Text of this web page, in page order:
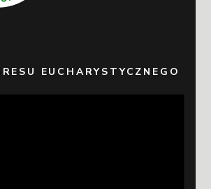
EUCHARYSTYCZNEGO